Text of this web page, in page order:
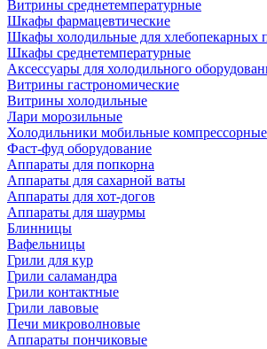
Витрины среднетемпературные
Шкафы фармацевтические
Шкафы холодильные для хлебопекарных
Шкафы среднетемпературные
Аксессуары для холодильного
Витрины гастрономические
Витрины холодильные
Лари морозильные
Холодильники мобильные компрессорные
Фаст-фуд оборудование
Аппараты для попкорна
Аппараты для сахарной ваты
Аппараты для хот-догов
Аппараты для шаурмы
Блинницы
Вафельницы
Грили для кур
Грили саламандра
Грили контактные
Грили лавовые
Печи микроволновые
Аппараты пончиковые